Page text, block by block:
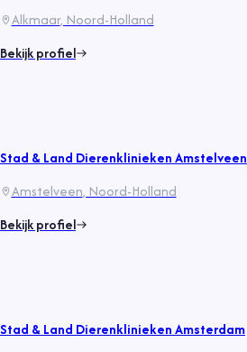
Alkmaar, Noord-Holland
Bekijk profiel
Stad & Land Dierenklinieken Amstelveen
Amstelveen, Noord-Holland
Bekijk profiel
Stad & Land Dierenklinieken Amsterdam